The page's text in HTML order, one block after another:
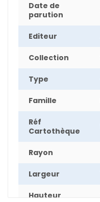
Date de
parution
Editeur
Collection
Type
Famille
Réf
Cartothèque
Rayon
Largeur
Hauteur